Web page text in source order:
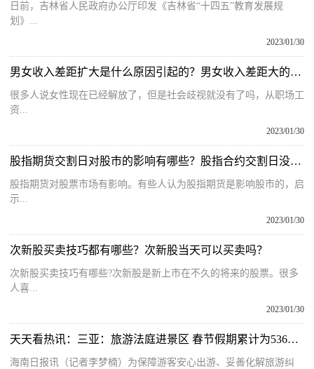
日前，吉林省人民政府办公厅印发《吉林省“十四五”教育发展规
划》...
2023/01/30
男女收入差距扩大是什么原因引起的？男女收入差距大的危害
很多人说女性现在已经解放了，但是社会歧视就没有了吗，从职场工
资...
2023/01/30
股指期货交割日对股市的影响有哪些？股指合约交割日没有平仓如何处理？
股指期货对股票市场有影响。有些人认为股指期货是影响股市的，启
示...
2023/01/30
次新股买卖技巧都有哪些？次新股当天可以买卖吗？
次新股买卖技巧有哪些?次新股是新上市在不久的将来的股票。很多
人喜...
2023/01/30
天天看热讯：三亚：旅游法庭进景区 春节假期累计为536名市民游客提供服务
海南日报讯（记者李梦楠）为保障游客安心出游、妥善化解旅游纠